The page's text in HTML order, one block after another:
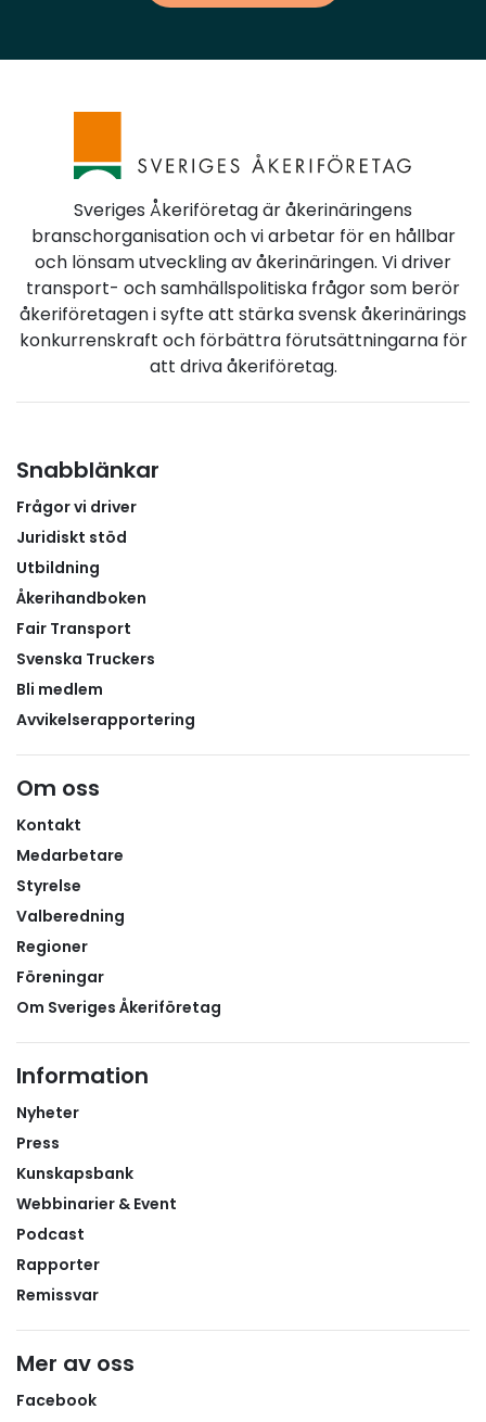
Sveriges Åkeriföretag är åkerinäringens
branschorganisation och vi arbetar för en hållbar
och lönsam utveckling av åkerinäringen. Vi driver
transport- och samhällspolitiska frågor som berör
åkeriföretagen i syfte att stärka svensk åkerinärings
konkurrenskraft och förbättra förutsättningarna för
att driva åkeriföretag.
Snabblänkar
Frågor vi driver
Juridiskt stöd
Utbildning
Åkerihandboken
Fair Transport
Svenska Truckers
Bli medlem
Avvikelserapportering
Om oss
Kontakt
Medarbetare
Styrelse
Valberedning
Regioner
Föreningar
Om Sveriges Åkeriföretag
Information
Nyheter
Press
Kunskapsbank
Webbinarier & Event
Podcast
Rapporter
Remissvar
Mer av oss
Facebook